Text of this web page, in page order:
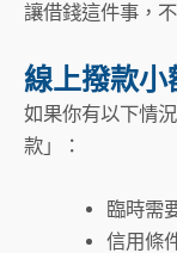
讓借錢這件事，
線上撥款小
如果你有以下情
款」：
臨時需
信用條